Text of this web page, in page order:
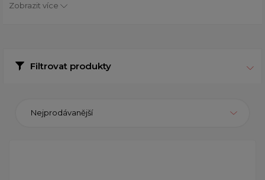
Zobrazit více
Filtrovat produkty
Nejprodávanější